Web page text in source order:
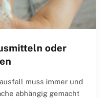
oder
muss immer und
abhängig gemacht